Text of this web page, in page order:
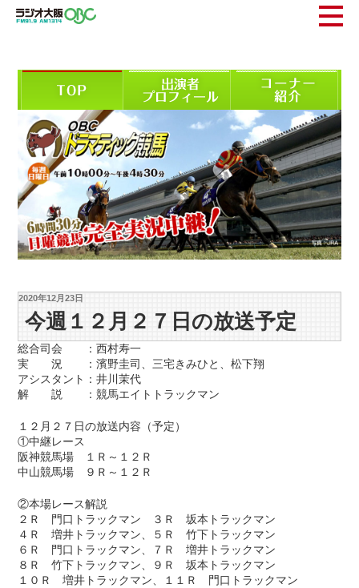
2020年12月23日
今週１２月２７日の放送予定
総合司会 ：西村寿一
実 況 ：濱野圭司、三宅きみひと、松下翔
アシスタント：井川茉代
解 説 ：競馬エイトトラックマン
１２月２７日の放送内容（予定）
①中継レース
阪神競馬場 １Ｒ～１２Ｒ
中山競馬場 ９Ｒ～１２Ｒ
②本場レース解説
２Ｒ 門口トラックマン ３Ｒ 坂本トラックマン
４Ｒ 増井トラックマン、５Ｒ 竹下トラックマン
６Ｒ 門口トラックマン、７Ｒ 増井トラックマン
８Ｒ 竹下トラックマン、９Ｒ 坂本トラックマン
１０Ｒ 増井トラックマン、１１Ｒ 門口トラックマン